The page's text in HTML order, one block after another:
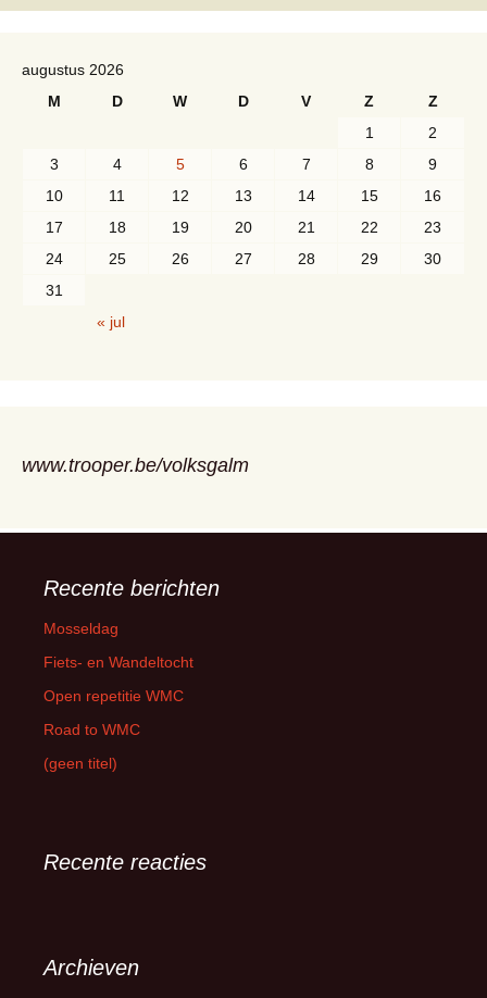
augustus 2026
M
D W D V Z
Z
1
2
3
4 5 6 7 8
9
10
11 12 13 14 15
16
17
18 19 20 21 22
23
24
25 26 27 28 29
30
31
« jul
www.trooper.be/volksgalm
Recente berichten
Mosseldag
Fiets- en Wandeltocht
Open repetitie WMC
Road to WMC
(geen titel)
Recente reacties
Archieven